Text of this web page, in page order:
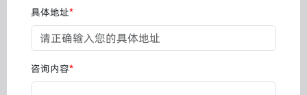
具体地址*
咨询内容*